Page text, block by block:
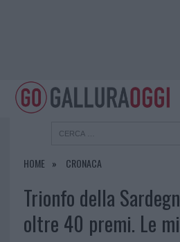
HOME CRONACA
Trionfo della
oltre 40 premi. Le